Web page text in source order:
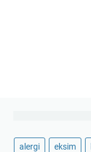
alergi eksim